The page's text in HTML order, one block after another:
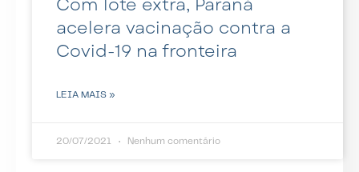
acelera vacinação contra a
Covid-19 na fronteira
LEIA MAIS »
20/07/2021 Nenhum comentário